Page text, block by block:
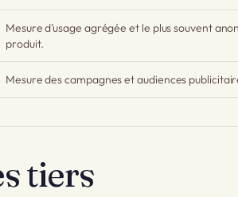
Mesure d’usage agrégée et le plus souvent
produit.
Mesure des campagnes et audiences
tiers